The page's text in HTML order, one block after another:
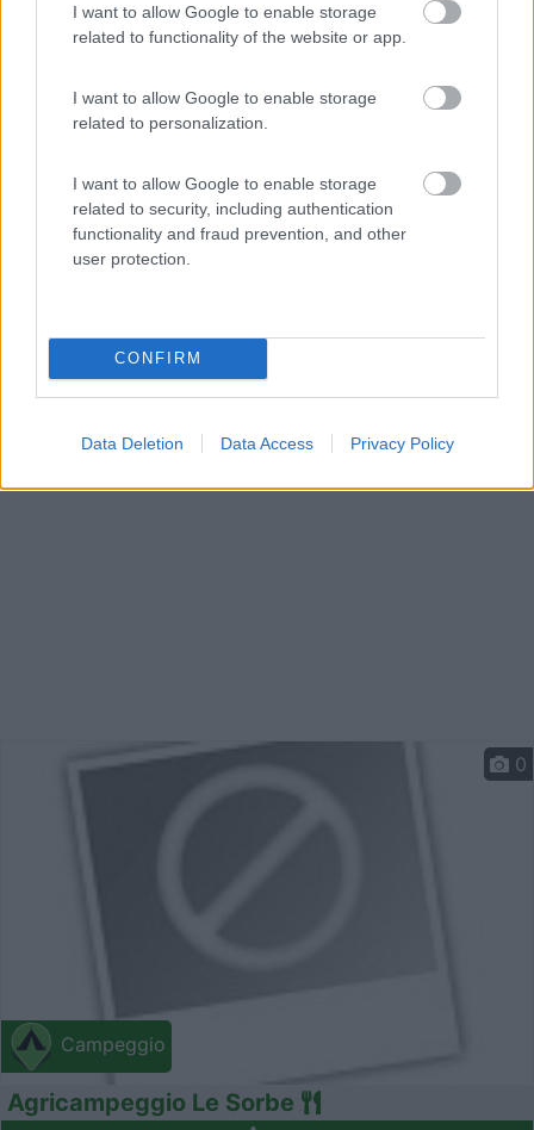
I want to allow Google to enable storage
related to functionality of the website or app.
I want to allow Google to enable storage
related to personalization.
I want to allow Google to enable storage
related to security, including authentication
functionality and fraud prevention, and other
user protection.
CONFIRM
Data Deletion Data Access Privacy Policy
Agriturismo La Famille
7 1
Servizi / Posizione
allevati ...
Brissogne (AO) - 416.2km
Frazione Chez-Les-Volget 4
Campeggio
0
Agricampeggio Le Sorbe